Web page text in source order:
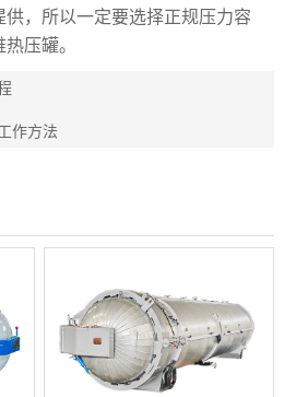
，所以一定要选择正规压力容
压罐。
作方法